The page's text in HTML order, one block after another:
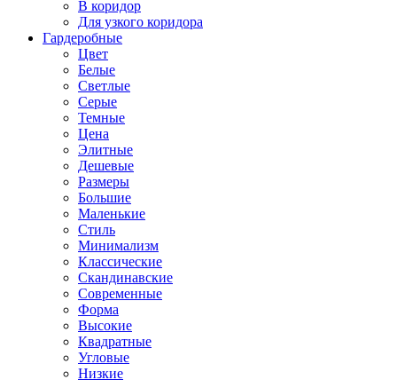
В коридор
Для узкого коридора
Гардеробные
Цвет
Белые
Светлые
Серые
Темные
Цена
Элитные
Дешевые
Размеры
Большие
Маленькие
Стиль
Минимализм
Классические
Скандинавские
Современные
Форма
Высокие
Квадратные
Угловые
Низкие